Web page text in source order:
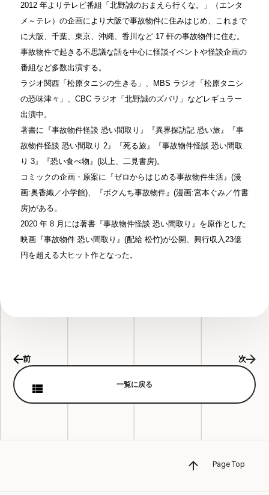
2012 年よりテレビ番組「北野誠のおまえら行くな。」（エンタ
メ～テレ）の企画により大阪で事故物件に住みはじめ、これまで
に大阪、千葉、東京、沖縄、香川など 17 軒の事故物件に住む。
事故物件で起きる不思議な話を中心に怪談イベントや怪談企画の
番組など多数出演する。
ラジオ関西「松原タニシの生きる」、MBS ラジオ「松原タニシ
の恐味津々」、CBC ラジオ「北野誠のズバリ」などレギュラー
出演中。
著書に『事故物件怪談 恐い間取り』『異界探訪記 恐い旅』『事
故物件怪談 恐い間取り 2』『死る旅』『事故物件怪談 恐い間取
り 3』『恐い食べ物』(以上、二見書房)。
コミックの企画・原案に『ゼロからはじめる事故物件生活』(漫
画:奥香織／小学館)、『ボクんち事故物件』(漫画:宮本ぐみ／竹書
房)がある。
2020 年 8 月には著書『事故物件怪談 恐い間取り』を原作とした
映画『事故物件 恐い間取り』(配給 松竹)が公開、興行収入23億
円を超える大ヒット作となった。
前 次
一覧に戻る
Page Top